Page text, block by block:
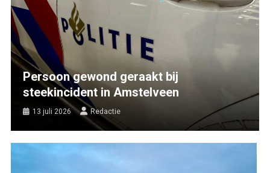
Persoon gewond geraakt bij
steekincident in Amstelveen
13 juli 2026 Redactie